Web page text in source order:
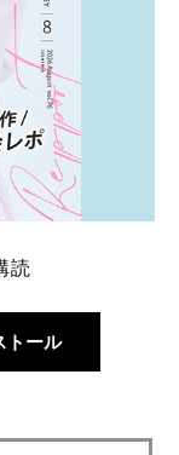
読
トール